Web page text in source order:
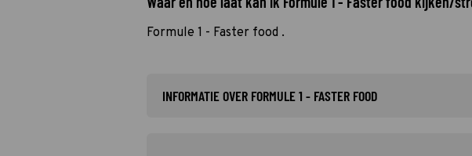
Formule 1 - Faster food .
INFORMATIE OVER FORMULE 1 - FASTER FOOD